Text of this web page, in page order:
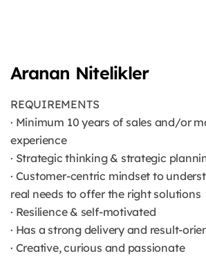
Aranan Nitelikler
REQUIREMENTS
· Minimum 10 years of sales and/or
experience
· Strategic thinking & strategic
· Customer-centric mindset to
real needs to offer the right solutions
· Resilience & self-motivated
· Has a strong delivery and result-
· Creative, curious and passionate